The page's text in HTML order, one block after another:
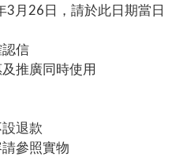
3月26日，請於此日期當日
信
推廣同時使用
退款
參照實物